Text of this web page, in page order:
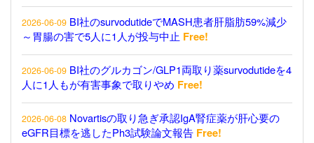
2026-06-09 BI社のsurvodutideでMASH患者肝脂肪59%減少
～胃腸の害で5人に1人が投与中止 Free!
2026-06-09 BI社のグルカゴン/GLP1両取り薬survodutideを4
人に1人もが有害事象で取りやめ Free!
2026-06-08 Novartisの取り急ぎ承認IgA腎症薬が肝心要の
eGFR目標を逃したPh3試験論文報告 Free!